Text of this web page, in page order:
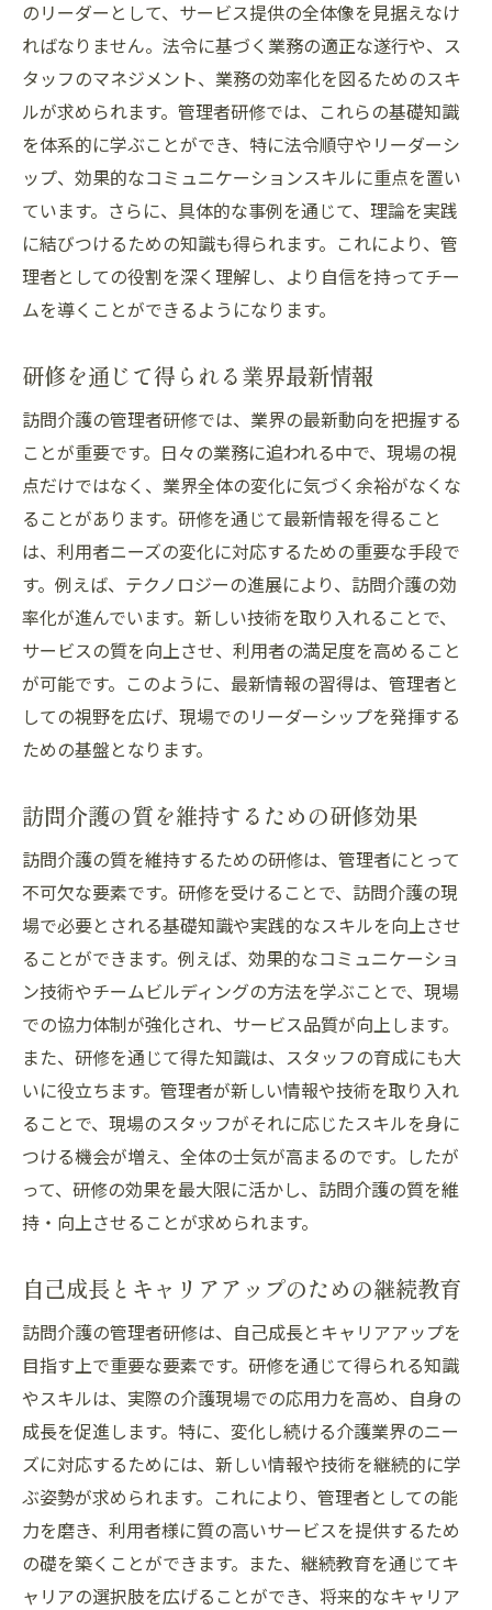
のリーダーとして、サービス提供の全体像を見据えなけ
ればなりません。法令に基づく業務の適正な遂行や、ス
タッフのマネジメント、業務の効率化を図るためのスキ
ルが求められます。管理者研修では、これらの基礎知識
を体系的に学ぶことができ、特に法令順守やリーダーシ
ップ、効果的なコミュニケーションスキルに重点を置い
ています。さらに、具体的な事例を通じて、理論を実践
に結びつけるための知識も得られます。これにより、管
理者としての役割を深く理解し、より自信を持ってチー
ムを導くことができるようになります。
研修を通じて得られる業界最新情報
訪問介護の管理者研修では、業界の最新動向を把握する
ことが重要です。日々の業務に追われる中で、現場の視
点だけではなく、業界全体の変化に気づく余裕がなくな
ることがあります。研修を通じて最新情報を得ること
は、利用者ニーズの変化に対応するための重要な手段で
す。例えば、テクノロジーの進展により、訪問介護の効
率化が進んでいます。新しい技術を取り入れることで、
サービスの質を向上させ、利用者の満足度を高めること
が可能です。このように、最新情報の習得は、管理者と
しての視野を広げ、現場でのリーダーシップを発揮する
ための基盤となります。
訪問介護の質を維持するための研修効果
訪問介護の質を維持するための研修は、管理者にとって
不可欠な要素です。研修を受けることで、訪問介護の現
場で必要とされる基礎知識や実践的なスキルを向上させ
ることができます。例えば、効果的なコミュニケーショ
ン技術やチームビルディングの方法を学ぶことで、現場
での協力体制が強化され、サービス品質が向上します。
また、研修を通じて得た知識は、スタッフの育成にも大
いに役立ちます。管理者が新しい情報や技術を取り入れ
ることで、現場のスタッフがそれに応じたスキルを身に
つける機会が増え、全体の士気が高まるのです。したが
って、研修の効果を最大限に活かし、訪問介護の質を維
持・向上させることが求められます。
自己成長とキャリアアップのための継続教育
訪問介護の管理者研修は、自己成長とキャリアアップを
目指す上で重要な要素です。研修を通じて得られる知識
やスキルは、実際の介護現場での応用力を高め、自身の
成長を促進します。特に、変化し続ける介護業界のニー
ズに対応するためには、新しい情報や技術を継続的に学
ぶ姿勢が求められます。これにより、管理者としての能
力を磨き、利用者様に質の高いサービスを提供するため
の礎を築くことができます。また、継続教育を通じてキ
ャリアの選択肢を広げることができ、将来的なキャリア